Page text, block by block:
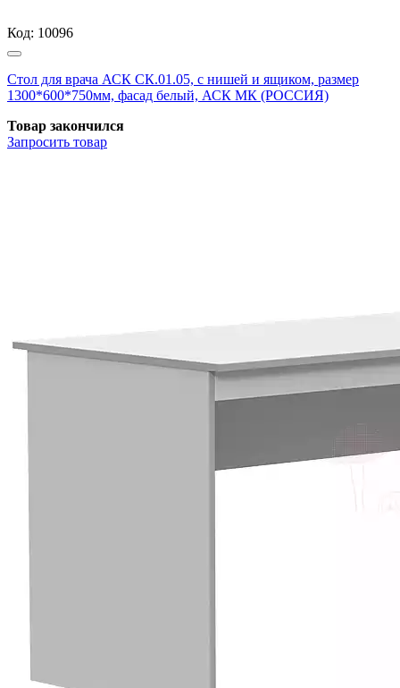
Код: 10096
Стол для врача АСК СК.01.05, с нишей и ящиком, размер
1300*600*750мм, фасад белый, АСК МК (РОССИЯ)
Товар закончился
Запросить товар